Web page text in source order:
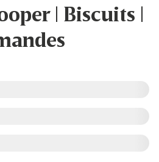
| Biscuits |